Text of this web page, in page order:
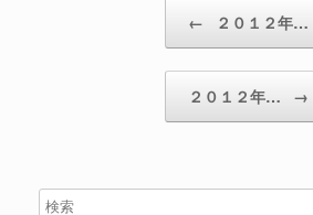
← ２０１２年…
２０１２年… →